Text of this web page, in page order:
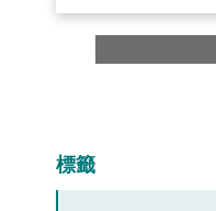
標籤